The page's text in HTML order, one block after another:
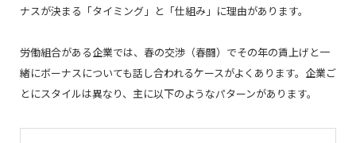
ナスが決まる「タイミング」と「仕組み」に理由があります。
労働組合がある企業では、春の交渉（春闘）でその年の賃上げと一
緒にボーナスについても話し合われるケースがよくあります。企業ご
とにスタイルは異なり、主に以下のようなパターンがあります。